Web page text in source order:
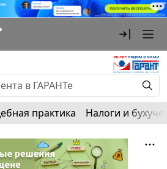
практика Налоги и